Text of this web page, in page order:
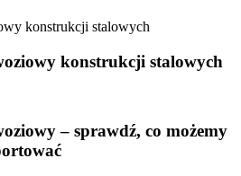
konstrukcji stalowych
– sprawdź, co możemy